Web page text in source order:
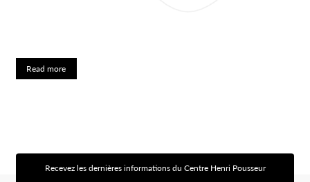
Read more
Recevez les dernières informations du Centre Henri Pousseur